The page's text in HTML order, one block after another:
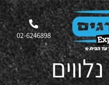
02-6246898